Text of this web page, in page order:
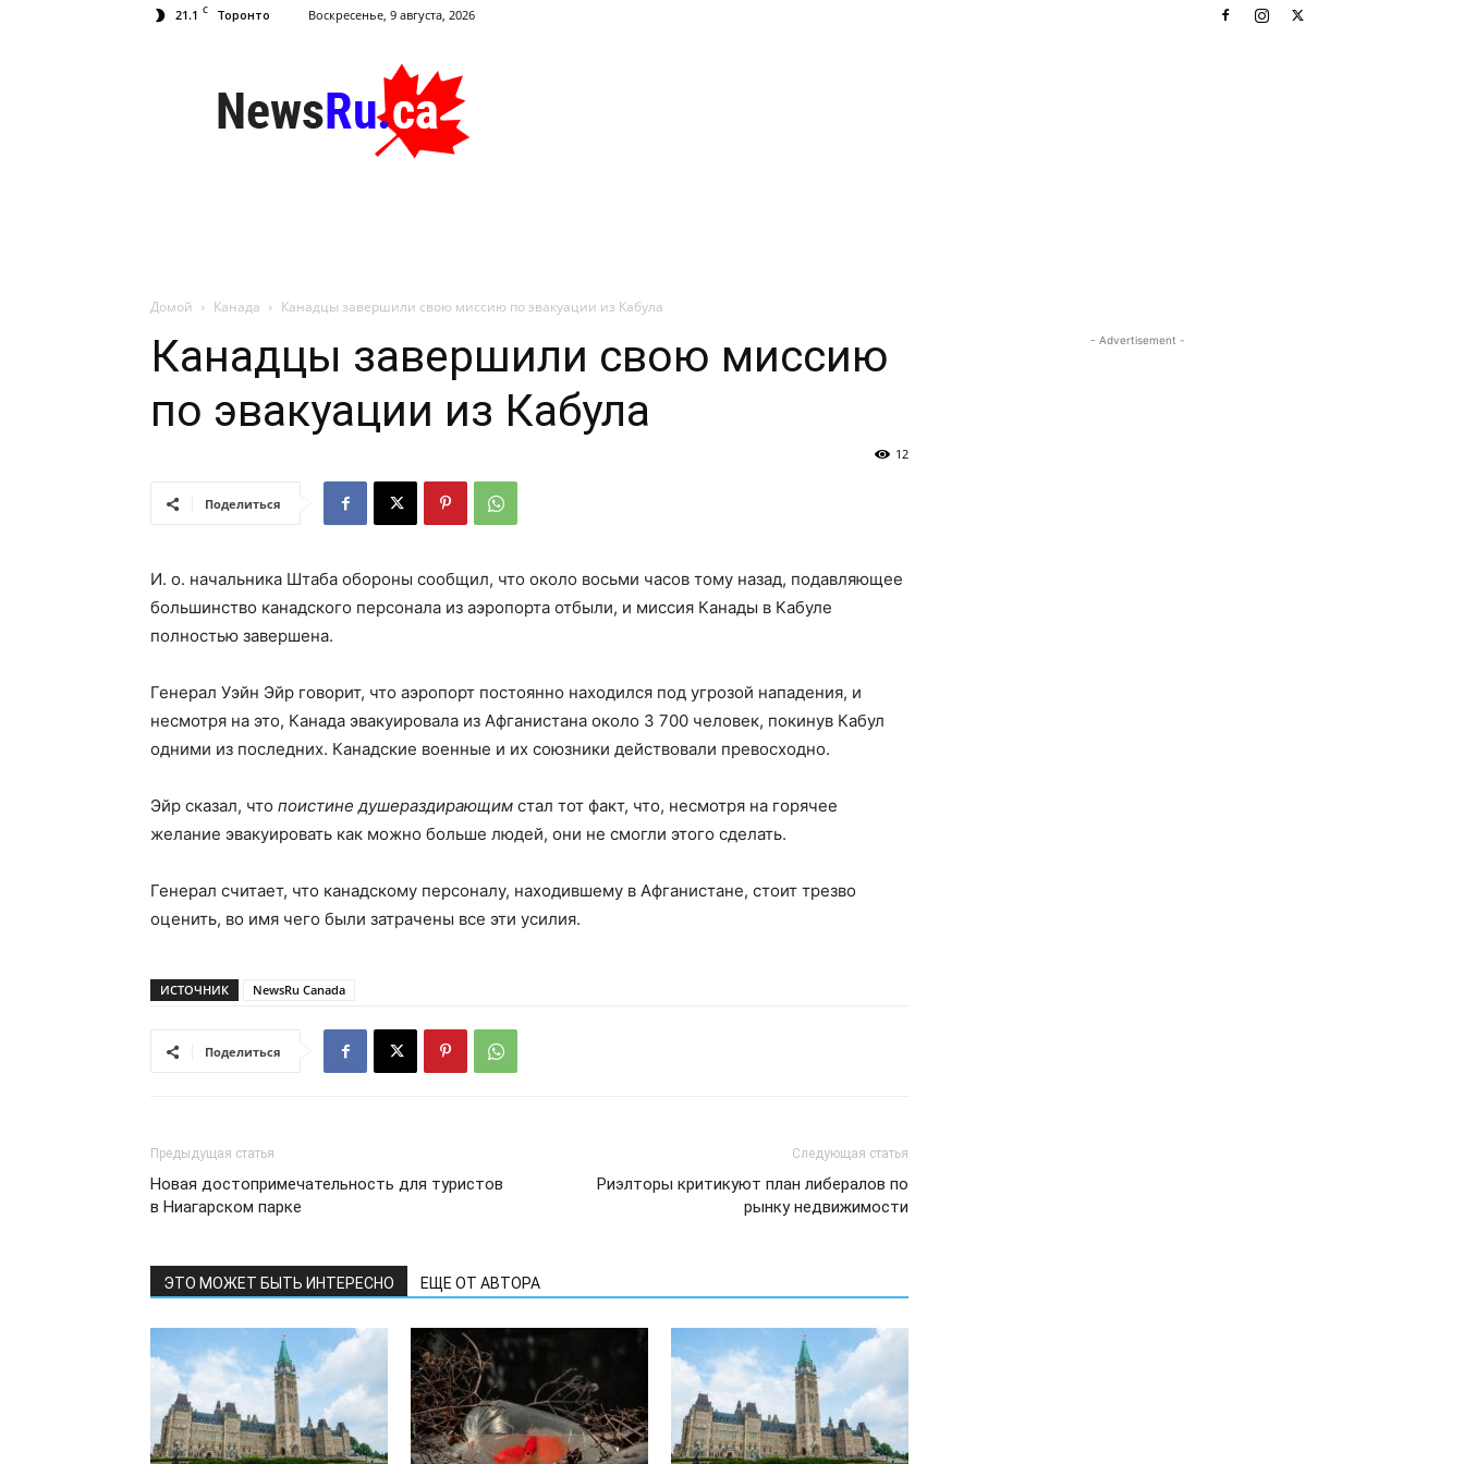
21.1 C Торонто Воскресенье, 9 августа, 2026
NewsRu.Ca
Домой Канада Канадцы завершили свою миссию по эвакуации из Кабула
Канадцы завершили свою миссию
по эвакуации из Кабула
12
Поделиться
И. о. начальника Штаба обороны сообщил, что около восьми часов тому назад, подавляющее
большинство канадского персонала из аэропорта отбыли, и миссия Канады в Кабуле
полностью завершена.
Генерал Уэйн Эйр говорит, что аэропорт постоянно находился под угрозой нападения, и
несмотря на это, Канада эвакуировала из Афганистана около 3 700 человек, покинув Кабул
одними из последних. Канадские военные и их союзники действовали превосходно.
Эйр сказал, что поистине душераздирающим стал тот факт, что, несмотря на горячее
желание эвакуировать как можно больше людей, они не смогли этого сделать.
Генерал считает, что канадскому персоналу, находившему в Афганистане, стоит трезво
оценить, во имя чего были затрачены все эти усилия.
ИСТОЧНИК NewsRu Canada
Поделиться
Предыдущая статья
Новая достопримечательность для туристов
в Ниагарском парке
Следующая статья
Риэлторы критикуют план либералов по
рынку недвижимости
ЭТО МОЖЕТ БЫТЬ ИНТЕРЕСНО ЕЩЕ ОТ АВТОРА
- Advertisement -